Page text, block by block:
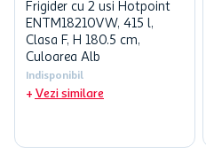
Frigider cu 2 usi Hotpoint
ENTM18210VW, 415 l,
Clasa F, H 180.5 cm,
Culoarea Alb
Indisponibil
Vezi similare